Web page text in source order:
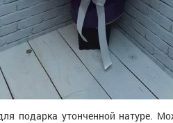
подарка утонченной натуре.